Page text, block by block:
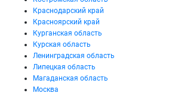
Краснодарский край
Красноярский край
Курганская область
Курская область
Ленинградская область
Липецкая область
Магаданская область
Москва